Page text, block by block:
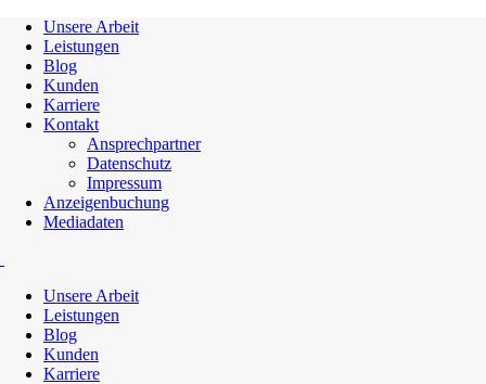
Unsere Arbeit
Leistungen
Blog
Kunden
Karriere
Kontakt
Ansprechpartner
Datenschutz
Impressum
Anzeigenbuchung
Mediadaten
Unsere Arbeit
Leistungen
Blog
Kunden
Karriere